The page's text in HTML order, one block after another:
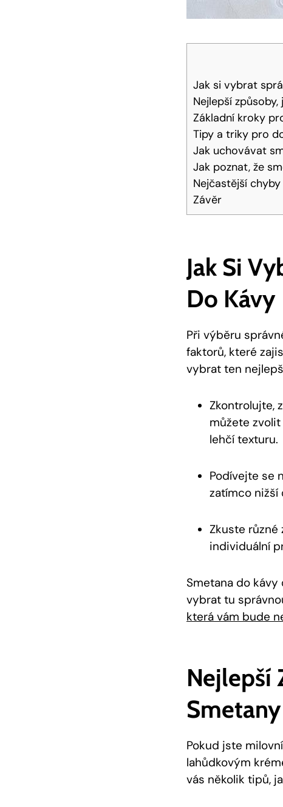
Jak si vybrat
Nejlepší
Základní kroky
Tipy a triky pro
Jak uchovávat
Jak poznat, že
Nejčastější
Závěr
Jak Si
Do Kávy
Při výběru
faktorů, které
vybrat ten
Zkontrolujte,
můžete
lehčí texturu.
Podívejte se
zatímco
Zkuste různé
individuální
Smetana do
vybrat tu
která vám bude
Nejlepší
Pokud jste
lahůdkovým
vás několik tipů,